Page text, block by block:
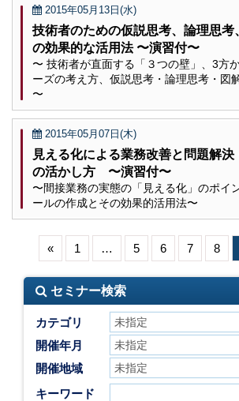
2015年05月13日(水)
技術者のための仮説思考、論理思考
の効果的な活用法 〜演習付〜
〜 技術者が直面する「３つの壁」、3方
ーズの考え方、仮説思考・論理思考・図
〜
2015年05月07日(木)
見える化による業務改善と問題解
の活かし方 〜演習付〜
〜間接業務の実態の「見える化」のポイ
ールの作成とその効果的活用法〜
« 1 … 5 6 7 8
セミナー検索
カテゴリ
開催年月
開催地域
キーワード